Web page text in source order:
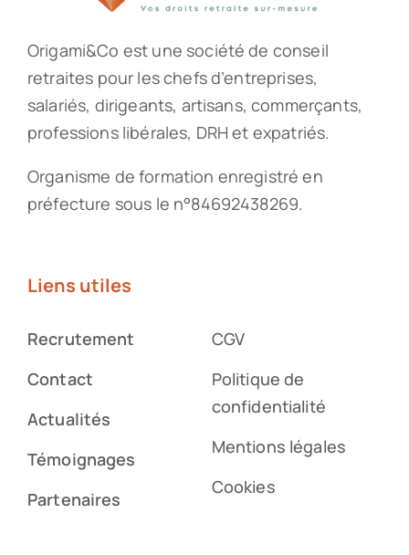
Origami&Co est une société de conseil
retraites pour les chefs d’entreprises,
salariés, dirigeants, artisans, commerçants,
professions libérales, DRH et expatriés.
Organisme de formation enregistré en
préfecture sous le n°84692438269.
Liens utiles
Recrutement
Contact
Actualités
Témoignages
Partenaires
CGV
Politique de
confidentialité
Mentions légales
Cookies